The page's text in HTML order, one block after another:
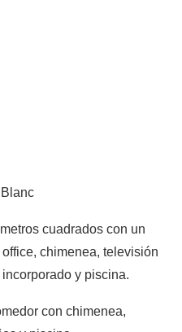
Blanc
cuadrados con un
chimenea, televisión
y piscina.
con chimenea,